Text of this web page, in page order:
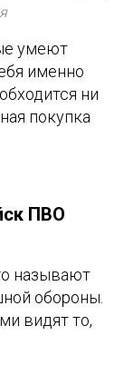
умеют
именно
ни
покупка
ПВО
называют
обороны.
видят то,